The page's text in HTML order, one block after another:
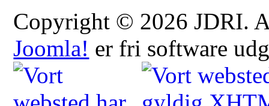
Copyright © 2026 JDRI.
Joomla! er fri software